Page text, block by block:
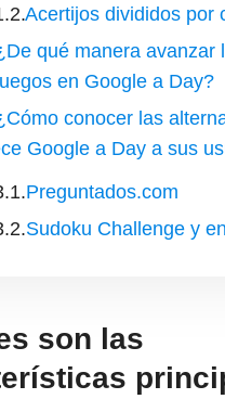
Acertijos divididos por
qué manera avanzar
en Google a Day?
conocer las
Google a Day a sus
Preguntados.com
Sudoku Challenge y
son las